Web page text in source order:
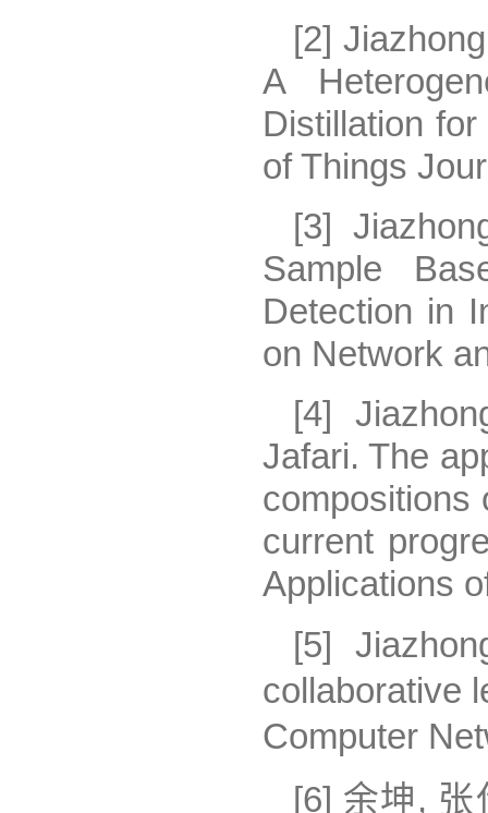
[2]
A
Distillation
of Things
[3]
Sample
Detection in
on Network
[4]
Jafari. The
compositions
current
Applications
[5]
collaborative
Computer
[6] 余坤,